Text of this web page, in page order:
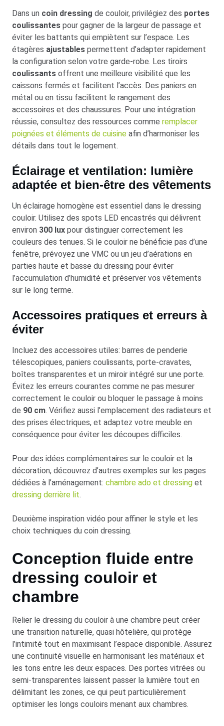
Dans un coin dressing de couloir, privilégiez des portes
coulissantes pour gagner de la largeur de passage et
éviter les battants qui empiètent sur l’espace. Les
étagères ajustables permettent d’adapter rapidement
la configuration selon votre garde-robe. Les tiroirs
coulissants offrent une meilleure visibilité que les
caissons fermés et facilitent l’accès. Des paniers en
métal ou en tissu facilitent le rangement des
accessoires et des chaussures. Pour une intégration
réussie, consultez des ressources comme remplacer
poignées et éléments de cuisine afin d’harmoniser les
détails dans tout le logement.
Éclairage et ventilation: lumière
adaptée et bien-être des vêtements
Un éclairage homogène est essentiel dans le dressing
couloir. Utilisez des spots LED encastrés qui délivrent
environ 300 lux pour distinguer correctement les
couleurs des tenues. Si le couloir ne bénéficie pas d’une
fenêtre, prévoyez une VMC ou un jeu d’aérations en
parties haute et basse du dressing pour éviter
l’accumulation d’humidité et préserver vos vêtements
sur le long terme.
Accessoires pratiques et erreurs à
éviter
Incluez des accessoires utiles: barres de penderie
télescopiques, paniers coulissants, porte-cravates,
boîtes transparentes et un miroir intégré sur une porte.
Évitez les erreurs courantes comme ne pas mesurer
correctement le couloir ou bloquer le passage à moins
de 90 cm. Vérifiez aussi l’emplacement des radiateurs et
des prises électriques, et adaptez votre meuble en
conséquence pour éviter les découpes difficiles.
Pour des idées complémentaires sur le couloir et la
décoration, découvrez d’autres exemples sur les pages
dédiées à l’aménagement: chambre ado et dressing et
dressing derrière lit.
Deuxième inspiration vidéo pour affiner le style et les
choix techniques du coin dressing.
Conception fluide entre
dressing couloir et
chambre
Relier le dressing du couloir à une chambre peut créer
une transition naturelle, quasi hôtelière, qui protège
l’intimité tout en maximisant l’espace disponible. Assurez
une continuité visuelle en harmonisant les matériaux et
les tons entre les deux espaces. Des portes vitrées ou
semi-transparentes laissent passer la lumière tout en
délimitant les zones, ce qui peut particulièrement
optimiser les longs couloirs menant aux chambres.